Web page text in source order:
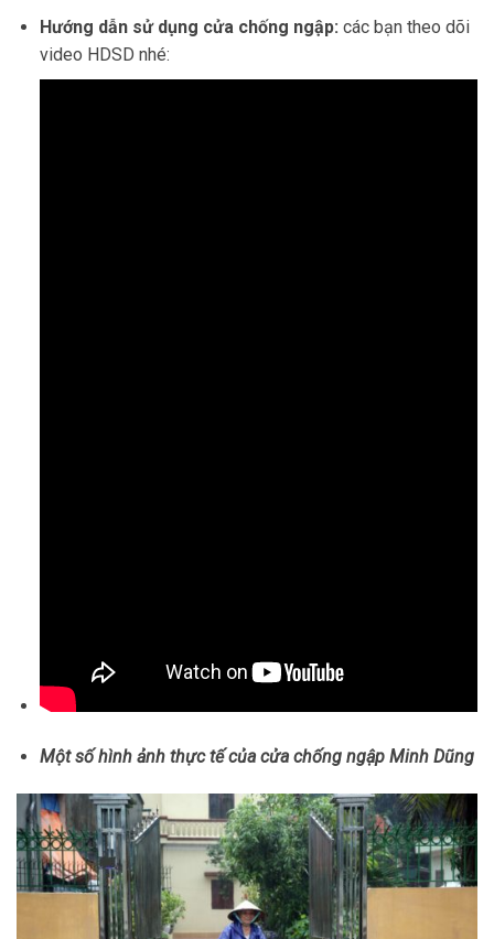
Hướng dẫn sử dụng cửa chống ngập: các bạn theo dõi
video HDSD nhé:
Một số hình ảnh thực tế của cửa chống ngập Minh Dũng